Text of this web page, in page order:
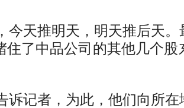
今天推明天，明天推后天
住了中品公司的其他几个
诉记者，为此，他们向所